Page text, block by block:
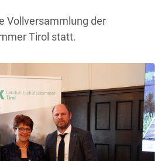
Vollversammlung der
Tirol statt.